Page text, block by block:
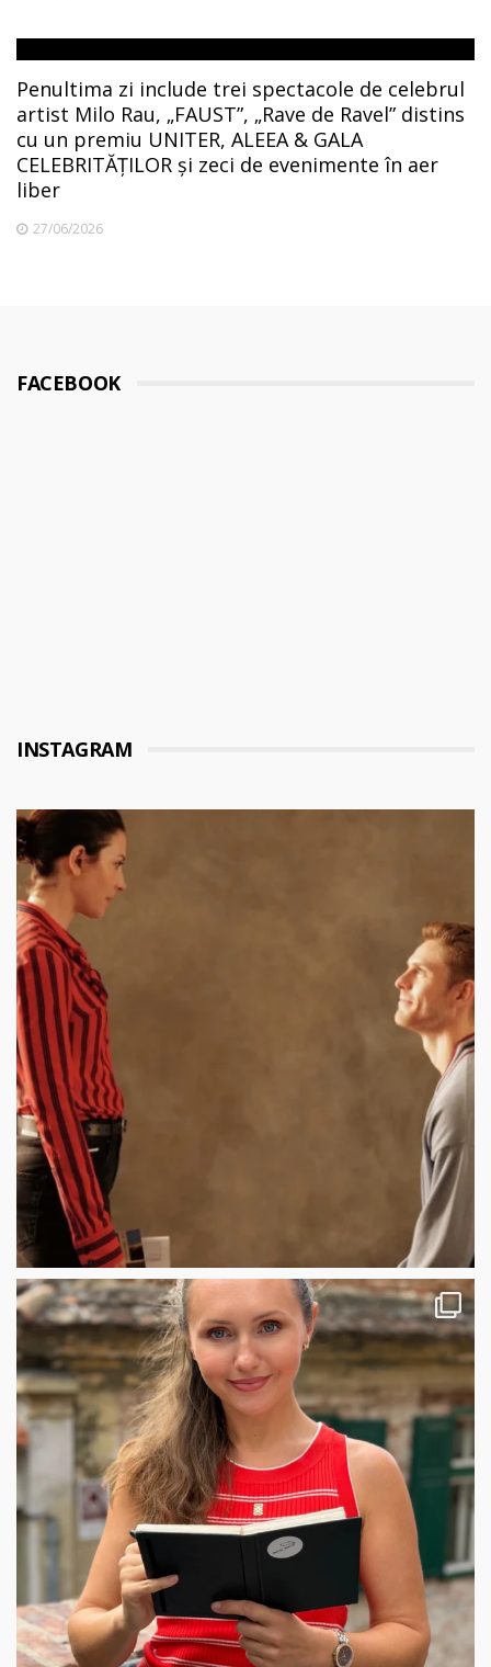
Penultima zi include trei spectacole de celebrul
artist Milo Rau, „FAUST”, „Rave de Ravel” distins
cu un premiu UNITER, ALEEA & GALA
CELEBRITĂȚILOR și zeci de evenimente în aer
liber
27/06/2026
FACEBOOK
INSTAGRAM